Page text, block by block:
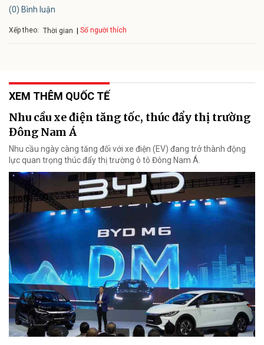
(0) Bình luận
Xếp theo: Thời gian Số người thích
XEM THÊM QUỐC TẾ
Nhu cầu xe điện tăng tốc, thúc đẩy thị trường
Đông Nam Á
Nhu cầu ngày càng tăng đối với xe điện (EV) đang trở thành động
lực quan trọng thúc đẩy thị trường ô tô Đông Nam Á.